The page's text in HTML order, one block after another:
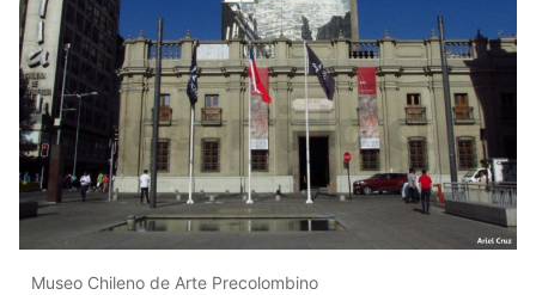
Museo Chileno de Arte Precolombino